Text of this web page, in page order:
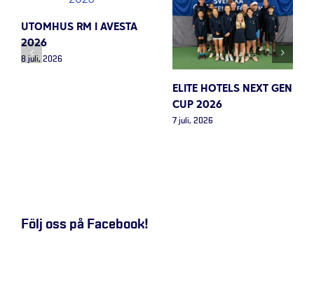
UTOMHUS RM I AVESTA
2026
8 juli, 2026
ELITE HOTELS NEXT GEN
CUP 2026
7 juli, 2026
Följ oss på Facebook!